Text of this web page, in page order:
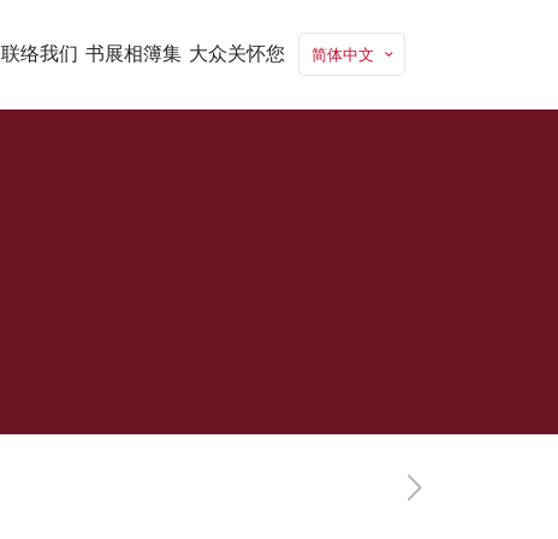
联络我们 书展相簿集 大众关怀您 简体中文